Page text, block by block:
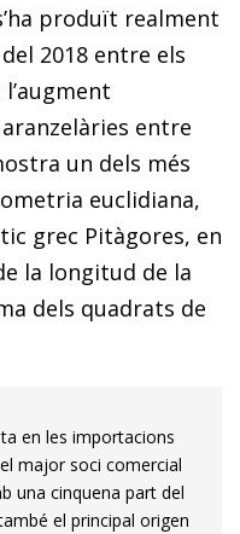
produït realment
2018 entre els
entre
un dels més
euclidiana,
grec Pitàgores, en
la longitud de la
dels quadrats de
en les importacions
major soci comercial
una cinquena part del
el principal origen